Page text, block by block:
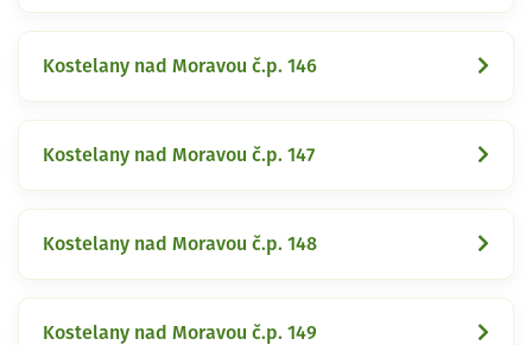
Kostelany nad Moravou č.p. 146
Kostelany nad Moravou č.p. 147
Kostelany nad Moravou č.p. 148
Kostelany nad Moravou č.p. 149